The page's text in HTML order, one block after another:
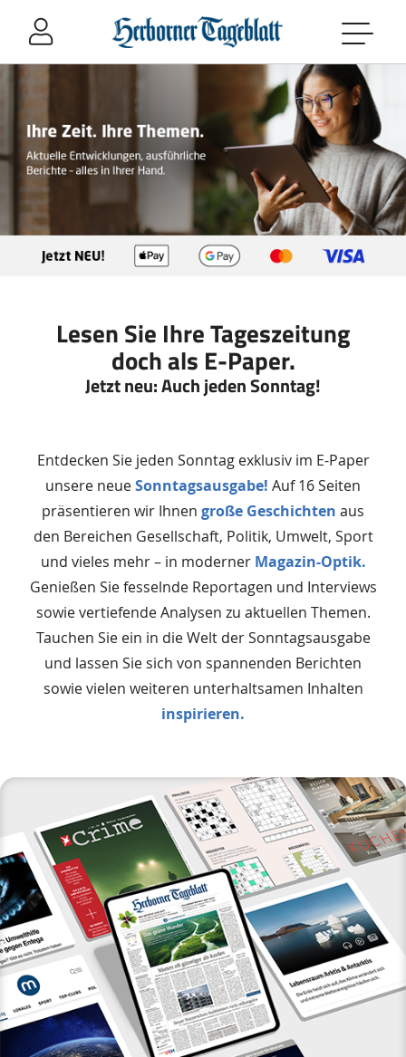
Sprung-
Navigation
Header
Footer
Lesen Sie Ihre Tageszeitung
doch als E-Paper.
Jetzt neu: Auch jeden Sonntag!
Entdecken Sie jeden Sonntag exklusiv im E-Paper
unsere neueSonntagsausgabe! Auf 16 Seiten
präsentieren wir Ihnen große Geschichten aus
den Bereichen Gesellschaft, Politik, Umwelt, Sport
und vieles mehr – in moderner Magazin-Optik.
Genießen Sie fesselnde Reportagen und Interviews
sowie vertiefende Analysen zu aktuellen Themen.
Tauchen Sie ein in die Welt der Sonntagsausgabe
und lassen Sie sich von spannenden Berichten
sowie vielen weiteren unterhaltsamen Inhalten
inspirieren.
Produkt